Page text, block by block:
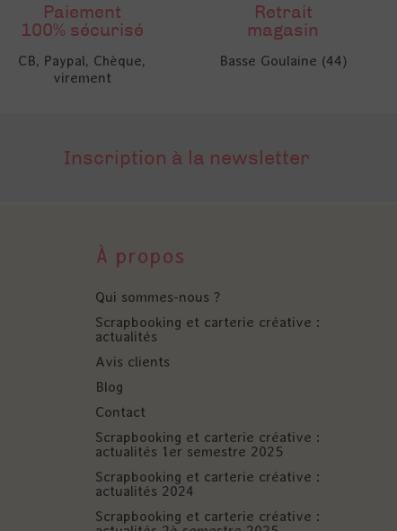
Paiement
100% sécurisé
CB, Paypal, Chèque,
virement
Retrait
magasin
Basse Goulaine (44)
Inscription à la newsletter
À propos
Qui sommes-nous ?
Scrapbooking et carterie créative :
actualités
Avis clients
Blog
Contact
Scrapbooking et carterie créative :
actualités 1er semestre 2025
Scrapbooking et carterie créative :
actualités 2024
Scrapbooking et carterie créative :